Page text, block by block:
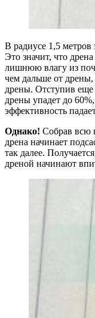
В радиусе 1,5 метров
Это значит, что
лишнюю влагу из
чем дальше от дрены,
дрены. Отступив еще
дрены упадет до
эффективность
Однако! Собрав всю
дрена начинает
так далее.
дреной начинают